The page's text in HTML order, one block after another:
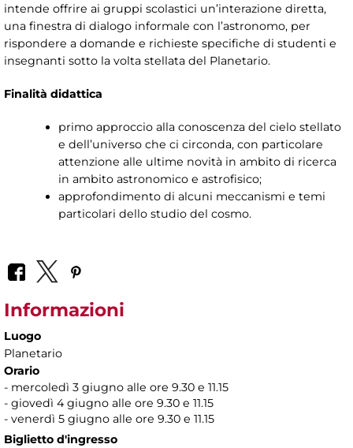
intende offrire ai gruppi scolastici un’interazione diretta,
una finestra di dialogo informale con l’astronomo, per
rispondere a domande e richieste specifiche di studenti e
insegnanti sotto la volta stellata del Planetario.
Finalità didattica
primo approccio alla conoscenza del cielo stellato
e dell’universo che ci circonda, con particolare
attenzione alle ultime novità in ambito di ricerca
in ambito astronomico e astrofisico;
approfondimento di alcuni meccanismi e temi
particolari dello studio del cosmo.
Informazioni
Luogo
Planetario
Orario
- mercoledì 3 giugno alle ore 9.30 e 11.15
- giovedì 4 giugno alle ore 9.30 e 11.15
- venerdì 5 giugno alle ore 9.30 e 11.15
Biglietto d'ingresso